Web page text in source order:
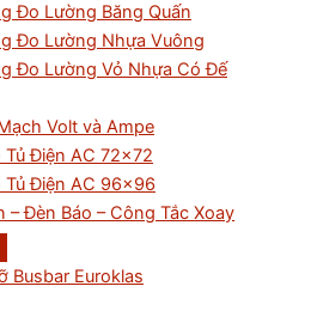
Đo Lường Băng Quấn
Đo Lường Nhựa Vuông
Đo Lường Vỏ Nhựa Có Đế
Volt và Ampe
Điện AC 72×72
Điện AC 96×96
– Đèn Báo – Công Tắc Xoay
Busbar Euroklas